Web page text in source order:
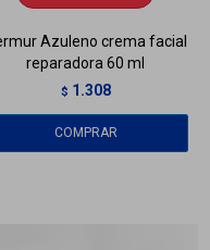
Azuleno crema facial
reparadora 60 ml
$ 1.308